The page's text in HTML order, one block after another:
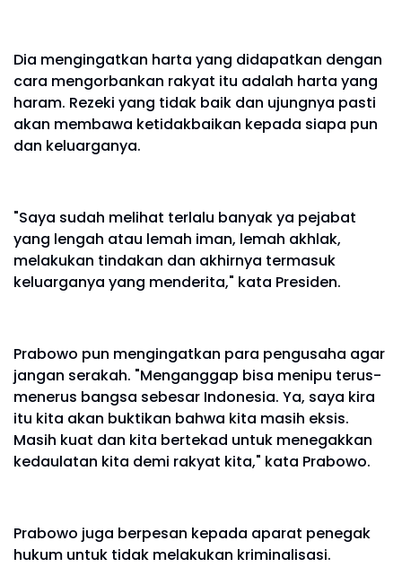
Dia mengingatkan harta yang didapatkan dengan
cara mengorbankan rakyat itu adalah harta yang
haram. Rezeki yang tidak baik dan ujungnya pasti
akan membawa ketidakbaikan kepada siapa pun
dan keluarganya.
"Saya sudah melihat terlalu banyak ya pejabat
yang lengah atau lemah iman, lemah akhlak,
melakukan tindakan dan akhirnya termasuk
keluarganya yang menderita," kata Presiden.
Prabowo pun mengingatkan para pengusaha agar
jangan serakah. "Menganggap bisa menipu terus-
menerus bangsa sebesar Indonesia. Ya, saya kira
itu kita akan buktikan bahwa kita masih eksis.
Masih kuat dan kita bertekad untuk menegakkan
kedaulatan kita demi rakyat kita," kata Prabowo.
Prabowo juga berpesan kepada aparat penegak
hukum untuk tidak melakukan kriminalisasi.